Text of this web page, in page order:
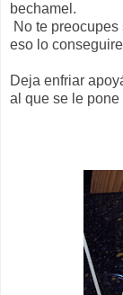
bechamel.
No te
eso lo
Deja enfriar
al que se le pone